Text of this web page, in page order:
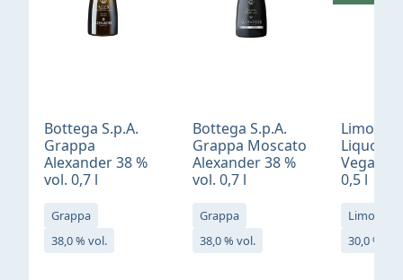
Bottega S.p.A.
Grappa
Alexander 38 %
vol. 0,7 l
Grappa
38,0 % vol.
Bottega S.p.A.
Grappa Moscato
Alexander 38 %
vol. 0,7 l
Grappa
38,0 % vol.
Liquore
Vegan
0,5 l
30,0 % vol.